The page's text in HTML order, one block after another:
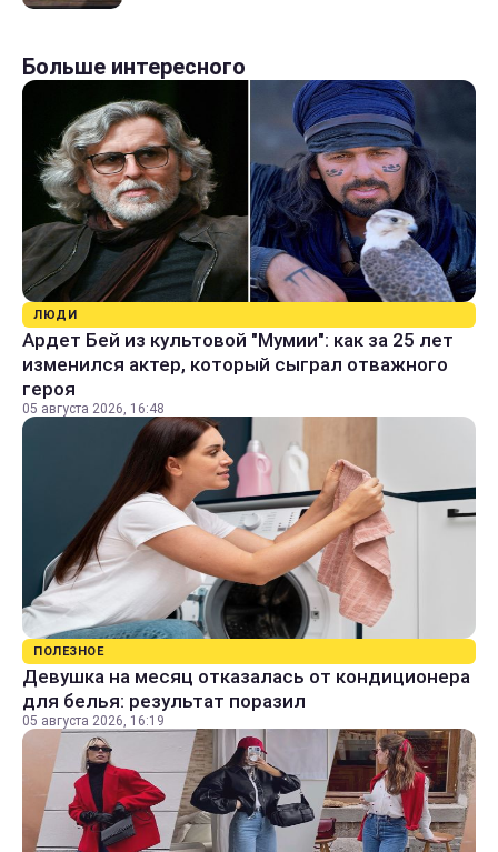
Больше интересного
ЛЮДИ
Ардет Бей из культовой "Мумии": как за 25 лет
изменился актер, который сыграл отважного
героя
05 августа 2026, 16:48
ПОЛЕЗНОЕ
Девушка на месяц отказалась от кондиционера
для белья: результат поразил
05 августа 2026, 16:19